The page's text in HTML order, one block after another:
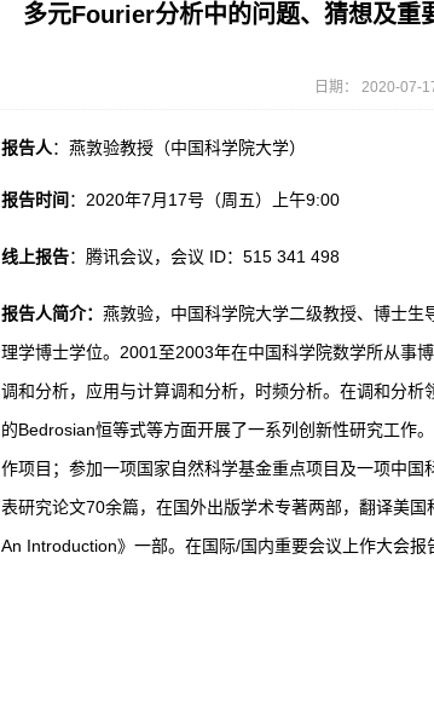
多元Fourier分析中的问题、猜想及重
日期： 2020-
报告人：燕敦验教授（中国科学院大学）
报告时间 ：2020年7月17号（周五）上午9:00
线上报告：腾讯会议，会议 ID：515 341 498
报告人简介： 燕敦验，中国科学院大学二级教授、博士
理学博士学位。2001至2003年在中国科学院数学所从事
调和分析，应用与计算调和分析，时频分析。在调和分
的Bedrosian恒等式等方面开展了一系列创新性研究工作
作项目；参加一项国家自然科学基金重点项目及一项中
表研究论文70余篇，在国外出版学术专著两部，翻译美
An Introduction》一部。在国际/国内重要会议上作大会报